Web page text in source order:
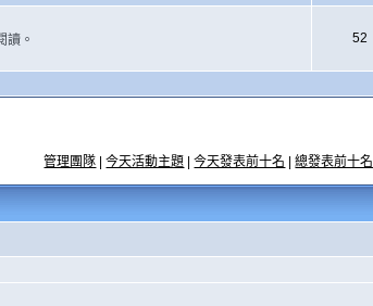
讀。
52
管理團隊 |今天活動主題 |今天發表前十名 |總發表前十名